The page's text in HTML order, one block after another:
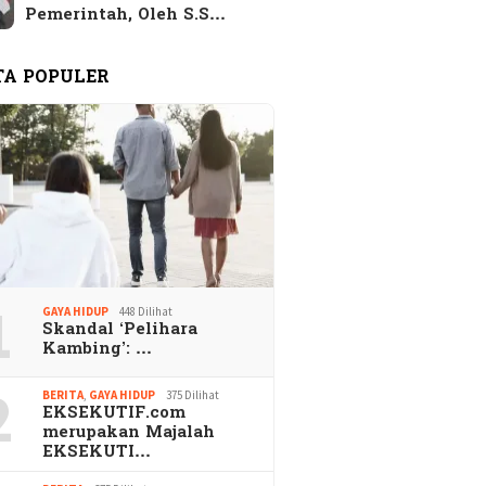
Pemerintah, Oleh S.S…
POPULER
GAYA HIDUP 448 Dilihat
Skandal ‘Pelihara
Kambing’: …
BERITA, GAYA HIDUP 375 Dilihat
EKSEKUTIF.com
merupakan Majalah
EKSEKUTI…